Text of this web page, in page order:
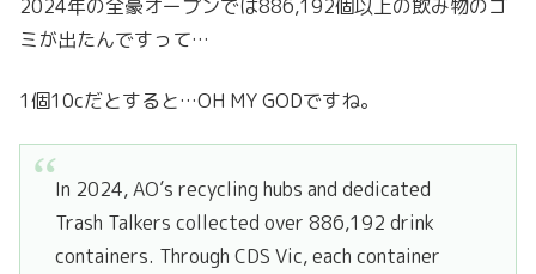
2024年の全豪オープンでは886,192個以上の飲み物のゴ
ミが出たんですって…
1個10cだとすると…OH MY GODですね。
In 2024, AO’s recycling hubs and dedicated
Trash Talkers collected over 886,192 drink
containers. Through CDS Vic, each container